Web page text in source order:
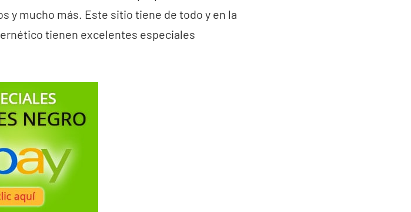
y mucho más. Este sitio tiene de todo y en la
tienen excelentes especiales